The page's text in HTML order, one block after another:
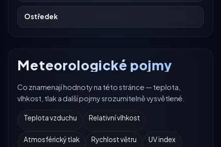
Ostředek
Meteorologické pojmy
Co znamenají hodnoty na této stránce — teplota,
vlhkost, tlak a další pojmy srozumitelně vysvětlené.
Teplota vzduchu Relativní vlhkost
Atmosférický tlak Rychlost větru UV index